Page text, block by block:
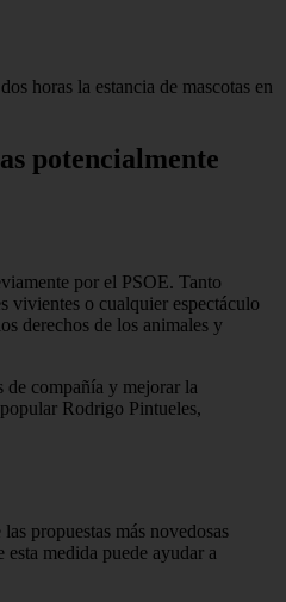
horas la estancia de mascotas en
potencialmente
por el PSOE. Tanto
vivientes o cualquier espectáculo
derechos de los animales y
de compañía y mejorar la
Rodrigo Pintueles,
propuestas más novedosas
medida puede ayudar a